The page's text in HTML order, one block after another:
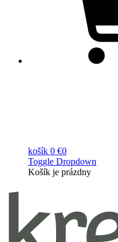
košík 0 €0
Toggle Dropdown
Košík je prázdny